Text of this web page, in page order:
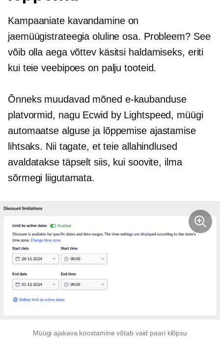
Kampaaniate kavandamine on
jaemüügistrateegia oluline osa. Probleem? See
võib ollaaega võttevkäsitsi haldamiseks, eriti
kui teie veebipoes on palju tooteid.
Õnneks muudavad mõned e-kaubanduse
platvormid, nagu Ecwid by Lightspeed, müügi
automaatse alguse ja lõppemise ajastamise
lihtsaks. Nii tagate, et teie allahindlused
avaldatakse täpselt siis, kui soovite, ilma
sõrmegi liigutamata.
Müügi ajakava koostamine võtab vaid paari klõpsu